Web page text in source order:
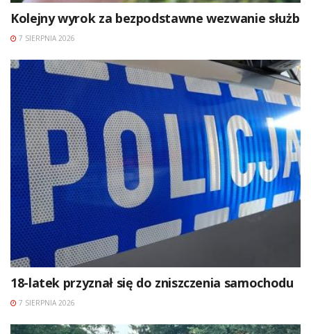
Kolejny wyrok za bezpodstawne wezwanie służb
7 SIERPNIA 2026
18-latek przyznał się do zniszczenia samochodu
7 SIERPNIA 2026